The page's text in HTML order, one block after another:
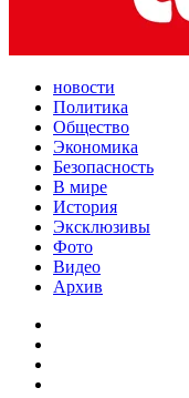
новости
Политика
Общество
Экономика
Безопасность
В мире
История
Эксклюзивы
Фото
Видео
Архив